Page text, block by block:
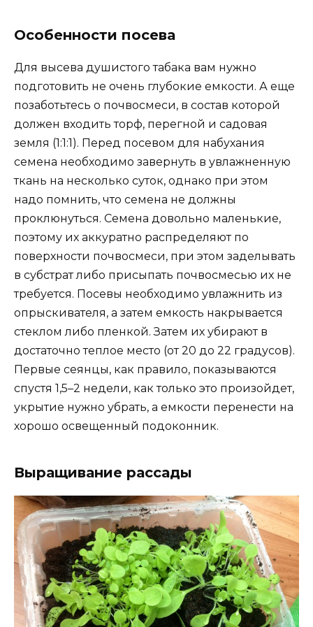
Особенности посева
Для высева душистого табака вам нужно
подготовить не очень глубокие емкости. А еще
позаботьтесь о почвосмеси, в состав которой
должен входить торф, перегной и садовая
земля (1:1:1). Перед посевом для набухания
семена необходимо завернуть в увлажненную
ткань на несколько суток, однако при этом
надо помнить, что семена не должны
проклюнуться. Семена довольно маленькие,
поэтому их аккуратно распределяют по
поверхности почвосмеси, при этом заделывать
в субстрат либо присыпать почвосмесью их не
требуется. Посевы необходимо увлажнить из
опрыскивателя, а затем емкость накрывается
стеклом либо пленкой. Затем их убирают в
достаточно теплое место (от 20 до 22 градусов).
Первые сеянцы, как правило, показываются
спустя 1,5–2 недели, как только это произойдет,
укрытие нужно убрать, а емкости перенести на
хорошо освещенный подоконник.
Выращивание рассады